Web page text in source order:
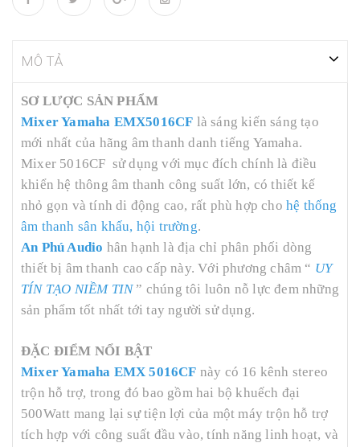
MÔ TẢ
SƠ LƯỢC SẢN PHẨM
Mixer Yamaha EMX5016CF là sáng kiến sáng tạo
mới nhất của hãng âm thanh danh tiếng Yamaha.
Mixer 5016CF sử dụng với mục đích chính là điều
khiển hệ thông âm thanh công suất lớn, có thiết kế
nhỏ gọn và tính di động cao, rất phù hợp chohệ thống
âm thanh sân khấu, hội trường.
An Phú Audio hân hạnh là địa chỉ phân phối dòng
thiết bị âm thanh cao cấp này. Với phương châm “ UY
TÍN TẠO NIỀM TIN” chúng tôi luôn nỗ lực đem những
sản phẩm tốt nhất tới tay người sử dụng.
ĐẶC ĐIỂM NỔI BẬT
Mixer Yamaha EMX 5016CF này có 16 kênh stereo
trộn hỗ trợ, trong đó bao gồm hai bộ khuếch đại
500Watt mang lại sự tiện lợi của một máy trộn hỗ trợ
tích hợp với công suất đầu vào, tính năng linh hoạt, và